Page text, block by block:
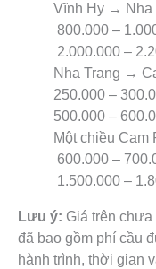
Vĩnh
800.000 –
2.000.000 –
Nha
250.000 –
500.000 –
Một chiều
600.000 –
1.500.000 –
Lưu ý: Giá trên chưa
đã bao gồm phí cầu
hành trình, thời gian